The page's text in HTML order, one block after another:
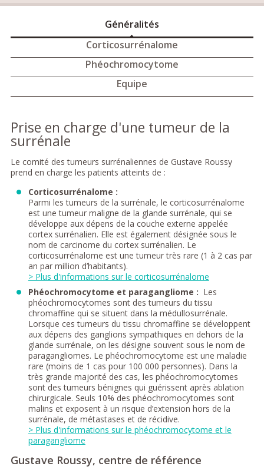
Généralités
Corticosurrénalome
Phéochromocytome
Equipe
Prise en charge d'une tumeur de la
surrénale
Le comité des tumeurs surrénaliennes de Gustave Roussy
prend en charge les patients atteints de :
Corticosurrénalome :
Parmi les tumeurs de la surrénale, le corticosurrénalome
est une tumeur maligne de la glande surrénale, qui se
développe aux dépens de la couche externe appelée
cortex surrénalien. Elle est également désignée sous le
nom de carcinome du cortex surrénalien. Le
corticosurrénalome est une tumeur très rare (1 à 2 cas par
an par million d’habitants).
> Plus d'informations sur le corticosurrénalome
Phéochromocytome et paragangliome : Les
phéochromocytomes sont des tumeurs du tissu
chromaffine qui se situent dans la médullosurrénale.
Lorsque ces tumeurs du tissu chromaffine se développent
aux dépens des ganglions sympathiques en dehors de la
glande surrénale, on les désigne souvent sous le nom de
paragangliomes. Le phéochromocytome est une maladie
rare (moins de 1 cas pour 100 000 personnes). Dans la
très grande majorité des cas, les phéochromocytomes
sont des tumeurs bénignes qui guérissent après ablation
chirurgicale. Seuls 10% des phéochromocytomes sont
malins et exposent à un risque d’extension hors de la
surrénale, de métastases et de récidive.
> Plus d'informations sur le phéochromocytome et le
paragangliome
Gustave Roussy, centre de référence